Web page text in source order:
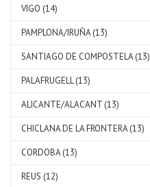
VIGO (14)
PAMPLONA/IRUÑA (13)
SANTIAGO DE COMPOSTELA (13)
PALAFRUGELL (13)
ALICANTE/ALACANT (13)
CHICLANA DE LA FRONTERA (13)
CORDOBA (13)
REUS (12)